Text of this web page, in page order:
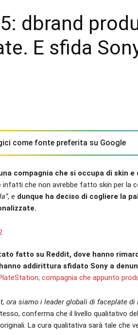
dbrand
E sfida
come fonte preferita su Google
compagnia che si occupa di skin
infatti che non avrebbe fatto skin per la
, e dunque ha deciso di cogliere la
fatto su Reddit, dove hanno
hanno addirittura sfidato Sony a
compagnia che appunto
ora siamo i leader globali di faceplate di
conferma che il livello qualitativo
La cura qualitativa sarà tale che